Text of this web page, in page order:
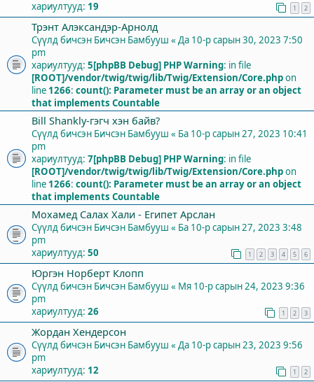
хариултууд: 19 1 2
Трэнт Алэксандэр-Арнолд
Сүүлд бичсэн Бичсэн Бамбууш « Да 10-р сарын 30, 2023 7:50
pm
хариултууд: 5[phpBB Debug] PHP Warning: in file
[ROOT]/vendor/twig/twig/lib/Twig/Extension/Core.phpon
line 1266: count(): Parameter must be an array or an object
that implements Countable
Bill Shankly-гэгч хэн байв?
Сүүлд бичсэн Бичсэн Бамбууш « Ба 10-р сарын 27, 2023 10:41
pm
хариултууд: 7[phpBB Debug] PHP Warning: in file
[ROOT]/vendor/twig/twig/lib/Twig/Extension/Core.phpon
line 1266: count(): Parameter must be an array or an object
that implements Countable
Мохамед Салах Хали - Египет Арслан
Сүүлд бичсэн Бичсэн Бамбууш « Ба 10-р сарын 27, 2023 3:48
pm
хариултууд: 50 1 2 3 4 5 6
Юргэн Норберт Клопп
Сүүлд бичсэн Бичсэн Бамбууш « Мя 10-р сарын 24, 2023 9:36
pm
хариултууд: 26 1 2 3
Жордан Хендерсон
Сүүлд бичсэн Бичсэн Бамбууш « Да 10-р сарын 23, 2023 9:56
pm
хариултууд: 12 1 2